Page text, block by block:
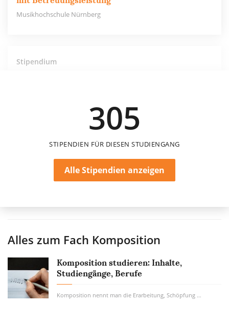
Musikhochschule Nürnberg
Stipendium
305
STIPENDIEN FÜR DIESEN STUDIENGANG
Alle Stipendien anzeigen
Alles zum Fach Komposition
Komposition studieren: Inhalte,
Studiengänge, Berufe
Komposition nennt man die Erarbeitung, Schöpfung und Urheberschaft eines musikalischen...